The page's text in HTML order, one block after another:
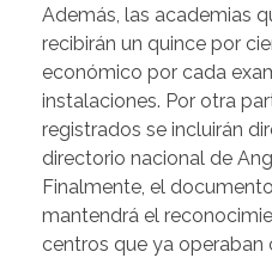
Además, las academias
recibirán un quince por
económico por cada
instalaciones. Por otra
registrados se incluirán
directorio nacional de
Finalmente, el
mantendrá el
centros que ya operaban